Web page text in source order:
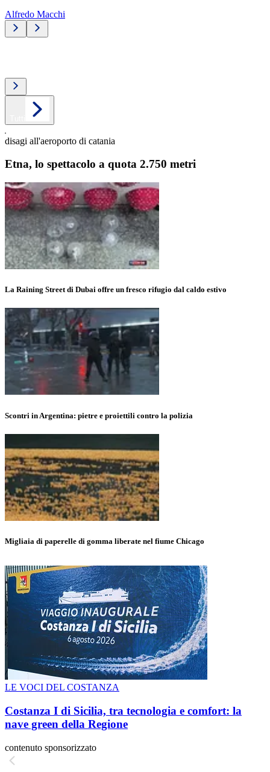
Alfredo Macchi
disagi all'aeroporto di catania
Etna, lo spettacolo a quota 2.750 metri
La Raining Street di Dubai offre un fresco rifugio dal caldo estivo
Scontri in Argentina: pietre e proiettili contro la polizia
Migliaia di paperelle di gomma liberate nel fiume Chicago
LE VOCI DEL COSTANZA
Costanza I di Sicilia, tra tecnologia e comfort: la
nave green della Regione
contenuto sponsorizzato